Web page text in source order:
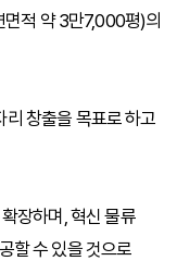
면적 약 3만7,000평)의
리 창출을 목표로 하고
장하며, 혁신 물류
할 수 있을 것으로